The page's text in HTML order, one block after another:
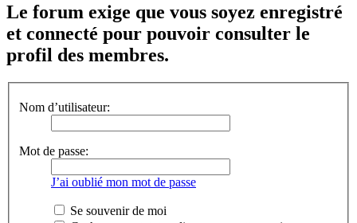
Le forum exige que vous soyez enregistré
et connecté pour pouvoir consulter le
profil des membres.
Nom d’utilisateur:
Mot de passe:
J’ai oublié mon mot de passe
Se souvenir de moi